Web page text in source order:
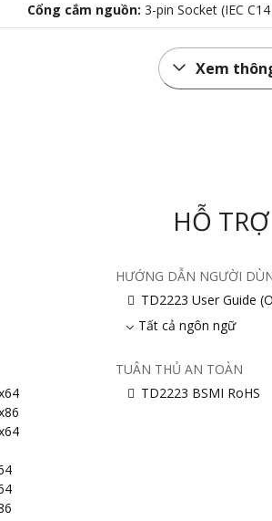
Cổng cắm nguồn: 3-pin Socket (IEC
Xem
HỖ
HƯỚNG DẪN NGƯỜI
TD2223 User Guide
Tất cả ngôn ngữ
TUÂN THỦ AN TOÀN
TD2223 BSMI RoHS